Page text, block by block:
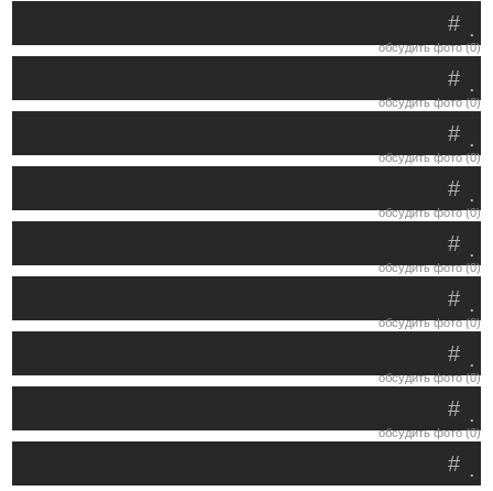
.
#
обсудить фото (0)
.
#
обсудить фото (0)
.
#
обсудить фото (0)
.
#
обсудить фото (0)
.
#
обсудить фото (0)
.
#
обсудить фото (0)
.
#
обсудить фото (0)
.
#
обсудить фото (0)
.
#